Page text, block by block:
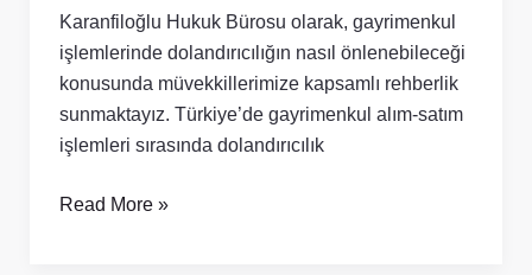
Karanfiloğlu Hukuk Bürosu olarak, gayrimenkul
işlemlerinde dolandırıcılığın nasıl önlenebileceği
konusunda müvekkillerimize kapsamlı rehberlik
sunmaktayız. Türkiye’de gayrimenkul alım-satım
işlemleri sırasında dolandırıcılık
Read More »